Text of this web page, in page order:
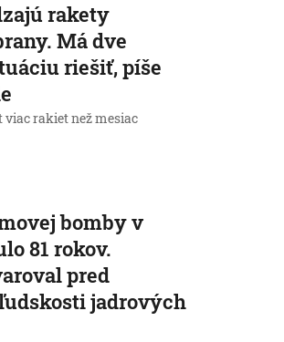
rakety
Má dve
riešiť, píše
rakiet než mesiac
bomby v
81 rokov.
pred
jadrových